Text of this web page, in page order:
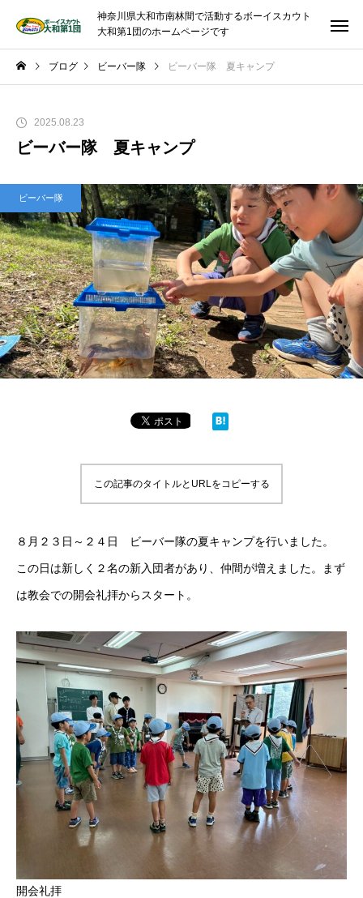
神奈川県大和市南林間で活動するボーイスカウト
大和第1団のホームページです
ブログ ビーバー隊 ビーバー隊 夏キャンプ
2025.08.23
ビーバー隊 夏キャンプ
ビーバー隊
この記事のタイトルとURLをコピーする
８月２３日～２４日 ビーバー隊の夏キャンプを行いました。
この日は新しく２名の新入団者があり、仲間が増えました。まず
は教会での開会礼拝からスタート。
開会礼拝